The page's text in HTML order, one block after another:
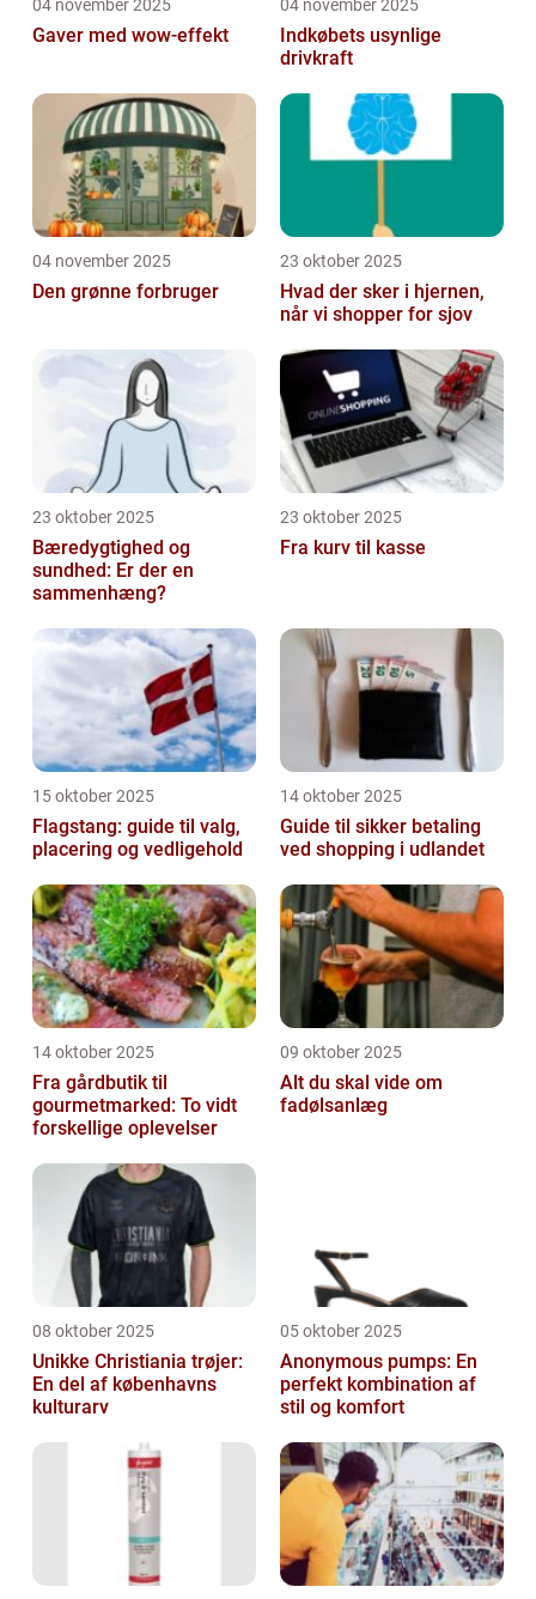
04 november 2025
Gaver med wow-effekt
04 november 2025
Indkøbets usynlige
drivkraft
04 november 2025
Den grønne forbruger
23 oktober 2025
Hvad der sker i hjernen,
når vi shopper for sjov
23 oktober 2025
Bæredygtighed og
sundhed: Er der en
sammenhæng?
23 oktober 2025
Fra kurv til kasse
15 oktober 2025
Flagstang: guide til valg,
placering og vedligehold
14 oktober 2025
Guide til sikker betaling
ved shopping i udlandet
14 oktober 2025
Fra gårdbutik til
gourmetmarked: To vidt
forskellige oplevelser
09 oktober 2025
Alt du skal vide om
fadølsanlæg
08 oktober 2025
Unikke Christiania trøjer:
En del af københavns
kulturarv
05 oktober 2025
Anonymous pumps: En
perfekt kombination af
stil og komfort